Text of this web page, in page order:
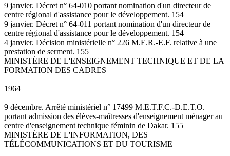
9 janvier. Décret n° 64-010 portant nomination d'un directeur de
centre régional d'assistance pour le développement. 154
9 janvier. Décret n° 64-011 portant nomination d'un directeur de
centre régional d'assistance pour le développement. 154
4 janvier. Décision ministérielle n° 226 M.E.R.-E.F. relative à une
prestation de serment. 155
MINISTÈRE DE L'ENSEIGNEMENT TECHNIQUE ET DE LA
FORMATION DES CADRES
1964
9 décembre. Arrêté ministériel n° 17499 M.E.T.F.C.-D.E.T.O.
portant admission des élèves-maîtresses d'enseignement ménager au
centre d'enseignement technique féminin de Dakar. 155
MINISTÈRE DE L'INFORMATION, DES
TÉLÉCOMMUNICATIONS ET DU TOURISME